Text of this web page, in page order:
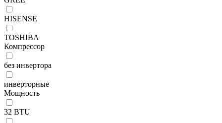
HISENSE
TOSHIBA
Компрессор
без инвертора
инверторные
Мощность
32 BTU